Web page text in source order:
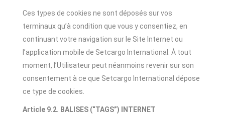
Ces types de cookies ne sont déposés sur vos
terminaux qu’à condition que vous y consentiez, en
continuant votre navigation sur le Site Internet ou
l’application mobile de Setcargo International. À tout
moment, l’Utilisateur peut néanmoins revenir sur son
consentement à ce que Setcargo International dépose
ce type de cookies.
Article 9.2. BALISES (“TAGS”) INTERNET